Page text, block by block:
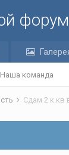
форум
Наша команда
Сдам 2 к.кв